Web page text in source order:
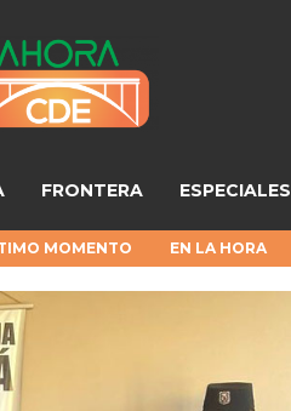
FRONTERA ESPECIALES
MOMENTO EN LA HORA